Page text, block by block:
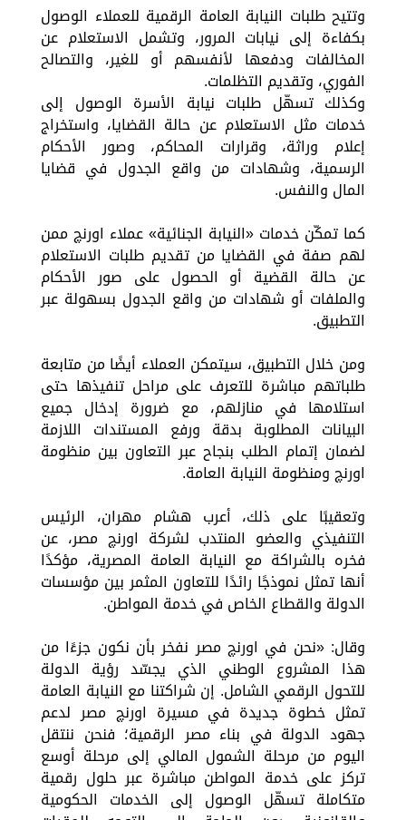
وتتيح طلبات النيابة العامة الرقمية للعملاء الوصول
بكفاءة إلى نيابات المرور، وتشمل الاستعلام عن
المخالفات ودفعها لأنفسهم أو للغير، والتصالح
الفوري، وتقديم التظلمات.
وكذلك تسهّل طلبات نيابة الأسرة الوصول إلى
خدمات مثل الاستعلام عن حالة القضايا، واستخراج
إعلام وراثة، وقرارات المحاكم، وصور الأحكام
الرسمية، وشهادات من واقع الجدول في قضايا
المال والنفس.
كما تمكّن خدمات «النيابة الجنائية» عملاء اورنچ ممن
لهم صفة في القضايا من تقديم طلبات الاستعلام
عن حالة القضية أو الحصول على صور الأحكام
والملفات أو شهادات من واقع الجدول بسهولة عبر
التطبيق.
ومن خلال التطبيق، سيتمكن العملاء أيضًا من متابعة
طلباتهم مباشرة للتعرف على مراحل تنفيذها حتى
استلامها في منازلهم، مع ضرورة إدخال جميع
البيانات المطلوبة بدقة ورفع المستندات اللازمة
لضمان إتمام الطلب بنجاح عبر التعاون بين منظومة
اورنچ ومنظومة النيابة العامة.
وتعقيبًا على ذلك، أعرب هشام مهران، الرئيس
التنفيذي والعضو المنتدب لشركة اورنچ مصر، عن
فخره بالشراكة مع النيابة العامة المصرية، مؤكدًا
أنها تمثل نموذجًا رائدًا للتعاون المثمر بين مؤسسات
الدولة والقطاع الخاص في خدمة المواطن.
وقال: «نحن في اورنچ مصر نفخر بأن نكون جزءًا من
هذا المشروع الوطني الذي يجسّد رؤية الدولة
للتحول الرقمي الشامل. إن شراكتنا مع النيابة العامة
تمثل خطوة جديدة في مسيرة اورنچ مصر لدعم
جهود الدولة في بناء مصر الرقمية؛ فنحن ننتقل
اليوم من مرحلة الشمول المالي إلى مرحلة أوسع
تركز على خدمة المواطن مباشرة عبر حلول رقمية
متكاملة تسهّل الوصول إلى الخدمات الحكومية